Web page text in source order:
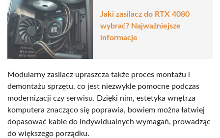
Jaki zasilacz do RTX 4080
wybrać? Najważniejsze
informacje
Modularny zasilacz upraszcza także proces montażu i
demontażu sprzętu, co jest niezwykle pomocne podczas
modernizacji czy serwisu. Dzięki nim, estetyka wnętrza
komputera znacząco się poprawia, bowiem można łatwiej
dopasować kable do indywidualnych wymagań, prowadząc
do większego porządku.